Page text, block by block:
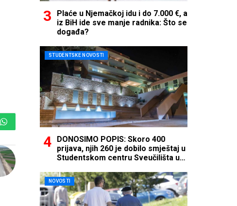
Plaće u Njemačkoj idu i do 7.000 €, a
iz BiH ide sve manje radnika: Što se
događa?
STUDENTSKE NOVOSTI
DONOSIMO POPIS: Skoro 400
prijava, njih 260 je dobilo smještaj u
Studentskom centru Sveučilišta u
NOVOSTI